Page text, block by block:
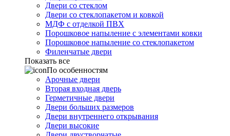
Двери со стеклом
Двери со стеклопакетом и ковкой
МДФ с отделкой ПВХ
Порошковое напыление с элементами ковки
Порошковое напыление со стеклопакетом
Филенчатые двери
Показать все
По особенностям
Арочные двери
Вторая входная дверь
Герметичные двери
Двери больших размеров
Двери внутреннего открывания
Двери высокие